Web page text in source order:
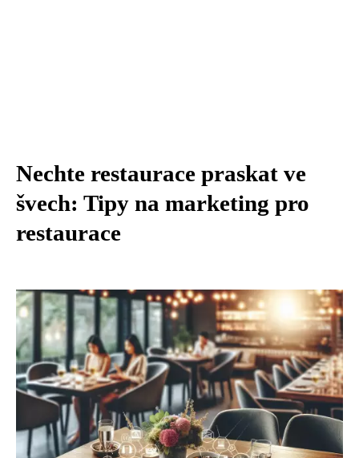
Nechte restaurace praskat ve
švech: Tipy na marketing pro
restaurace